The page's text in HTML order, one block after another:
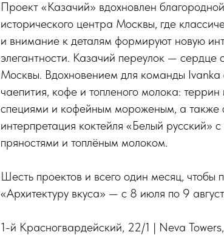
Проект «Казачий» вдохновлен
исторического центра Москвы, где
и внимание к деталям формируют новую
элегантности. Казачий переулок — сердце
Москвы. Вдохновением для команды Ivanka
чаепития, кофе и топленого молока:
специями и кофейным мороженым, а также
интерпретация коктейля «Белый русский»
пряностями и топлёным молоком.
Шесть проектов и всего один месяц, чтобы
«Архитектуру вкуса» — с 8 июля по 9
1-й Красногвардейский, 22/1 | Neva